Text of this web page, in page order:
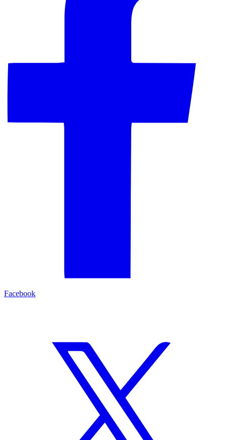
Facebook